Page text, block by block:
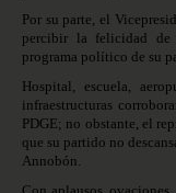
Por su parte, el
percibir la felicidad de
programa político de su
Hospital, escuela,
infraestructuras
PDGE; no obstante, el
que su partido no
Annobón.